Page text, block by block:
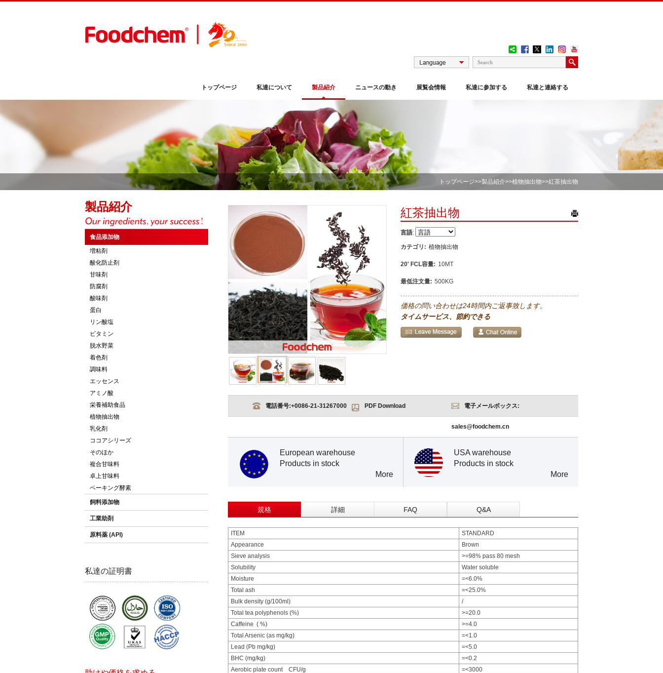
トップページ 私達について 製品紹介 ニュースの動き 展覧会情報 私達に参加する 私達と連絡する
トップページ>>製品紹介>>植物抽出物>>紅茶抽出物
製品紹介
食品添加物
増粘剤
酸化防止剤
甘味剤
防腐剤
酸味剤
蛋白
リン酸塩
ビタミン
脱水野菜
着色剤
調味料
エッセンス
アミノ酸
栄養補助食品
植物抽出物
乳化剤
ココアシリーズ
そのほか
複合甘味料
卓上甘味料
ベーキング酵素
飼料添加物
工業助剤
原料薬 (API)
私達の証明書
紅茶抽出物
言語:
カテゴリ: 植物抽出物
20' FCL容量: 10MT
最低注文量: 500KG
価格の問い合わせは24時間内ご返事致します。
タイムサービス、節約できる
電話番号:+0086-21-31267000 PDF Download 電子メールボックス:
sales@foodchem.cn
European warehouse
Products in stock
More
USA warehouse
Products in stock
More
規格 詳細 FAQ Q&A
ITEM
STANDARD
Appearance
Brown
Sieve analysis
>=98% pass 80 mesh
Solubility
Water soluble
Moisture
=<6.0%
Total ash
=<25.0%
Bulk density (g/100ml)
/
Total tea polyphenols (%)
>=20.0
Caffeine ( %)
>=4.0
Total Arsenic (as mg/kg)
=<1.0
Lead (Pb mg/kg)
=<5.0
BHC (mg/kg)
=<0.2
Aerobic plate count CFU/g
=<3000